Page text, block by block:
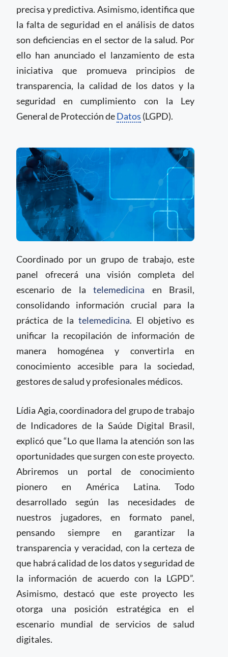
precisa y predictiva. Asimismo, identifica que
la falta de seguridad en el análisis de datos
son deficiencias en el sector de la salud. Por
ello han anunciado el lanzamiento de esta
iniciativa que promueva principios de
transparencia, la calidad de los datos y la
seguridad en cumplimiento con la Ley
General de Protección deDatos (LGPD).
Coordinado por un grupo de trabajo, este
panel ofrecerá una visión completa del
escenario de latelemedicina en Brasil,
consolidando información crucial para la
práctica de la telemedicina. El objetivo es
unificar la recopilación de información de
manera homogénea y convertirla en
conocimiento accesible para la sociedad,
gestores de salud y profesionales médicos.
Lídia Agia, coordinadora del grupo de trabajo
de Indicadores de la Saúde Digital Brasil,
explicó que “Lo que llama la atención son las
oportunidades que surgen con este proyecto.
Abriremos un portal de conocimiento
pionero en América Latina. Todo
desarrollado según las necesidades de
nuestros jugadores, en formato panel,
pensando siempre en garantizar la
transparencia y veracidad, con la certeza de
que habrá calidad de los datos y seguridad de
la información de acuerdo con la LGPD”.
Asimismo, destacó que este proyecto les
otorga una posición estratégica en el
escenario mundial de servicios de salud
digitales.